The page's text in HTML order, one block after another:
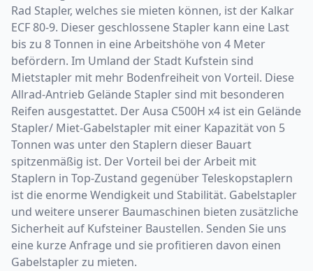
Rad Stapler, welches sie mieten können, ist der Kalkar
ECF 80-9. Dieser geschlossene Stapler kann eine Last
bis zu 8 Tonnen in eine Arbeitshöhe von 4 Meter
befördern. Im Umland der Stadt Kufstein sind
Mietstapler mit mehr Bodenfreiheit von Vorteil. Diese
Allrad-Antrieb Gelände Stapler sind mit besonderen
Reifen ausgestattet. Der Ausa C500H x4 ist ein Gelände
Stapler/ Miet-Gabelstapler mit einer Kapazität von 5
Tonnen was unter den Staplern dieser Bauart
spitzenmäßig ist. Der Vorteil bei der Arbeit mit
Staplern in Top-Zustand gegenüber Teleskopstaplern
ist die enorme Wendigkeit und Stabilität. Gabelstapler
und weitere unserer Baumaschinen bieten zusätzliche
Sicherheit auf Kufsteiner Baustellen. Senden Sie uns
eine kurze Anfrage und sie profitieren davon einen
Gabelstapler zu mieten.